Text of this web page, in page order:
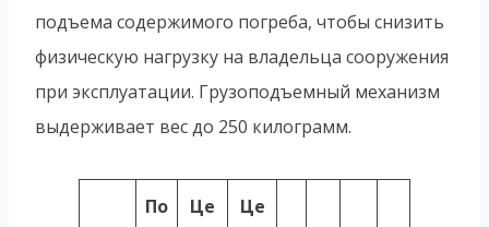
подъема содержимого погреба, чтобы снизить
физическую нагрузку на владельца сооружения
при эксплуатации. Грузоподъемный механизм
выдерживает вес до 250 килограмм.
По
Це
Це